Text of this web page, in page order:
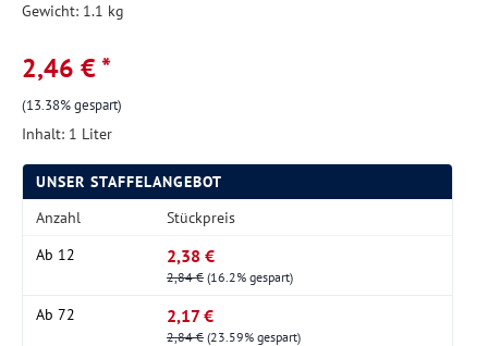
Gewicht: 1.1 kg
2,46 € *
(13.38% gespart)
Inhalt: 1 Liter
UNSER STAFFELANGEBOT
Anzahl
Stückpreis
Ab 12 2,38 €
2,84 € (16.2% gespart)
Ab 72 2,17 €
2,84 € (23.59% gespart)